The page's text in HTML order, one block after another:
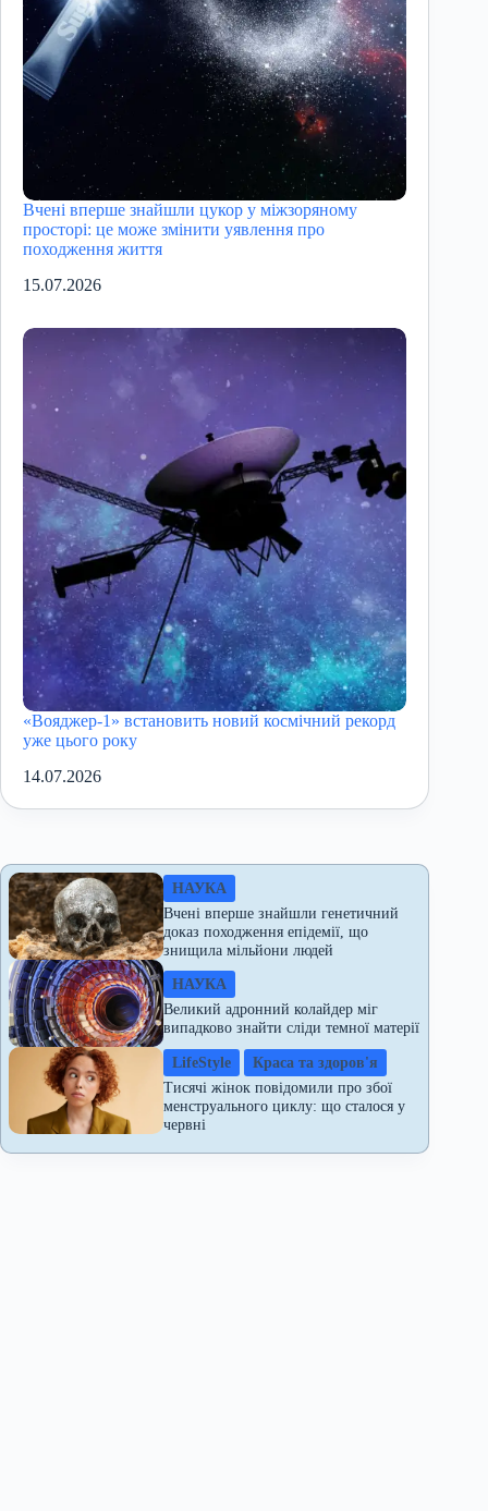
Вчені вперше знайшли цукор у міжзоряному
просторі: це може змінити уявлення про
походження життя
15.07.2026
«Вояджер-1» встановить новий космічний рекорд
уже цього року
14.07.2026
НАУКА
Вчені вперше знайшли генетичний
доказ походження епідемії, що
знищила мільйони людей
НАУКА
Великий адронний колайдер міг
випадково знайти сліди темної матерії
LifeStyle
Краса та здоров'я
Тисячі жінок повідомили про збої
менструального циклу: що сталося у
червні